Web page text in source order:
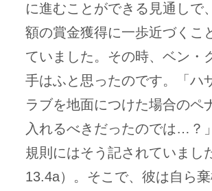
に進むことができる見通しで
額の賞金獲得に一歩近づくこ
ていました。その時、ベン・
手はふと思ったのです。「ハ
ラブを地面につけた場合のペ
入れるべきだったのでは…？
規則にはそう記されていまし
13.4a）。そこで、彼は自ら